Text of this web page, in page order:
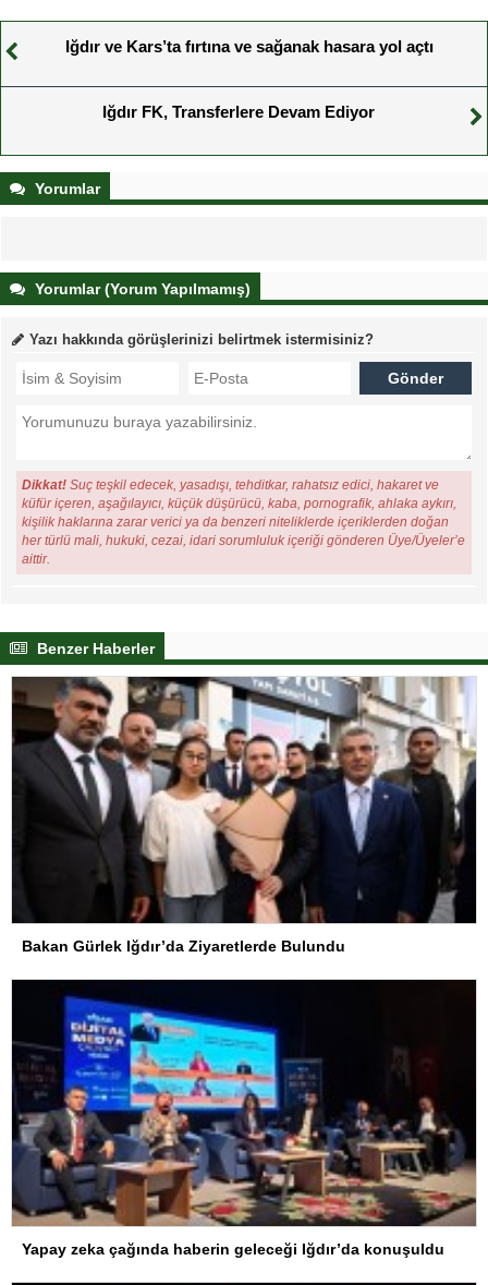
Iğdır ve Kars’ta fırtına ve sağanak hasara yol açtı
Iğdır FK, Transferlere Devam Ediyor
Yorumlar
Yorumlar (Yorum Yapılmamış)
Yazı hakkında görüşlerinizi belirtmek istermisiniz?
Dikkat! Suç teşkil edecek, yasadışı, tehditkar, rahatsız edici, hakaret ve
küfür içeren, aşağılayıcı, küçük düşürücü, kaba, pornografik, ahlaka aykırı,
kişilik haklarına zarar verici ya da benzeri niteliklerde içeriklerden doğan
her türlü mali, hukuki, cezai, idari sorumluluk içeriği gönderen Üye/Üyeler’e
aittir.
Benzer Haberler
Bakan Gürlek Iğdır’da Ziyaretlerde Bulundu
Yapay zeka çağında haberin geleceği Iğdır’da konuşuldu